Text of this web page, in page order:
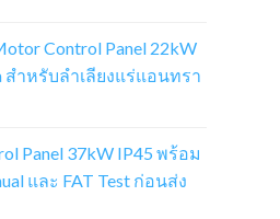
Control Panel 22kW
สำหรับลำเลียงแร่แอนทรา
Panel 37kW IP45 พร้อม
และ FAT Test ก่อนส่ง